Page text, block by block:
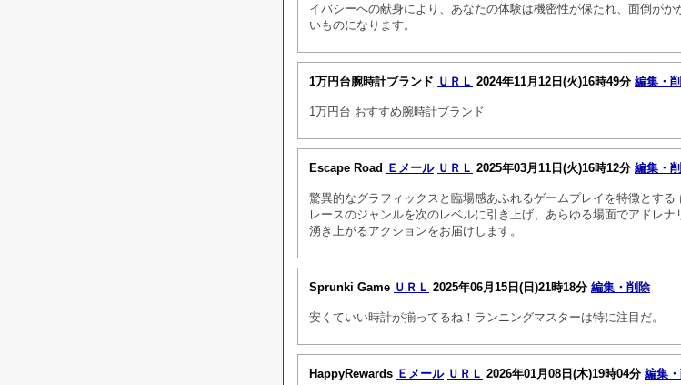
イバシーへの献身により、あなたの体験は機密性が保たれ、面倒がか
いものになります。
1万円台腕時計ブランド ＵＲＬ 2024年11月12日(火)16時49分 編集・
1万円台 おすすめ腕時計ブランド
Escape Road Ｅメール ＵＲＬ 2025年03月11日(火)16時12分 編集・
驚異的なグラフィックスと臨場感あふれるゲームプレイを特徴とする
レースのジャンルを次のレベルに引き上げ、あらゆる場面でアドレナ
湧き上がるアクションをお届けします。
Sprunki Game ＵＲＬ 2025年06月15日(日)21時18分 編集・削除
安くていい時計が揃ってるね！ランニングマスターは特に注目だ。
HappyRewards Ｅメール ＵＲＬ 2026年01月08日(木)19時04分 編集